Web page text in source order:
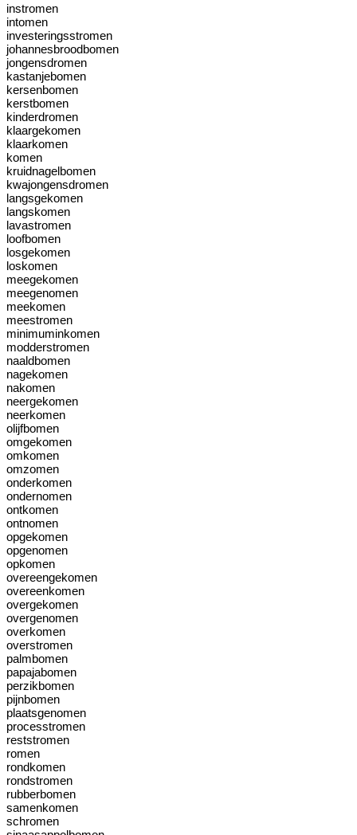
instromen
intomen
investeringsstromen
johannesbroodbomen
jongensdromen
kastanjebomen
kersenbomen
kerstbomen
kinderdromen
klaargekomen
klaarkomen
komen
kruidnagelbomen
kwajongensdromen
langsgekomen
langskomen
lavastromen
loofbomen
losgekomen
loskomen
meegekomen
meegenomen
meekomen
meestromen
minimuminkomen
modderstromen
naaldbomen
nagekomen
nakomen
neergekomen
neerkomen
olijfbomen
omgekomen
omkomen
omzomen
onderkomen
ondernomen
ontkomen
ontnomen
opgekomen
opgenomen
opkomen
overeengekomen
overeenkomen
overgekomen
overgenomen
overkomen
overstromen
palmbomen
papajabomen
perzikbomen
pijnbomen
plaatsgenomen
processtromen
reststromen
romen
rondkomen
rondstromen
rubberbomen
samenkomen
schromen